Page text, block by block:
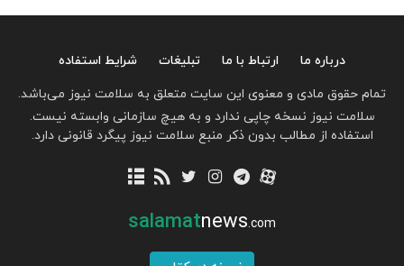
درباره ما ارتباط با ما تبلیغات
شرایط استفاده
تمام حقوق مادی و معنوی این سایت متعلق به سلامت نیوز می‌باشد.
سلامت نیوز نسخه چاپی ندارد و به هیچ سازمانی وابسته نیست.
استفاده از مطالب بدون ذکر منبع سلامت نیوز پیگرد قانونی دارد.
salamatnews.com